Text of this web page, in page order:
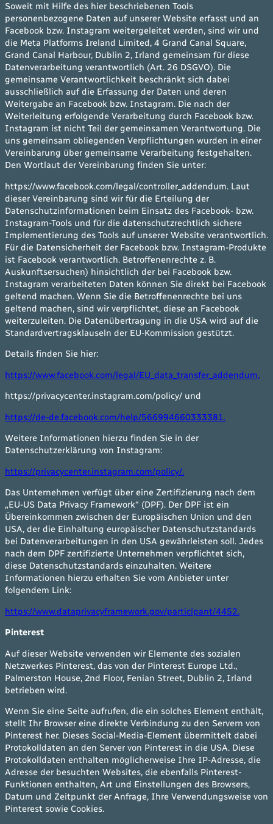
Soweit mit Hilfe des hier beschriebenen Tools
personenbezogene Daten auf unserer Website erfasst und an
Facebook bzw. Instagram weitergeleitet werden, sind wir und
die Meta Platforms Ireland Limited, 4 Grand Canal Square,
Grand Canal Harbour, Dublin 2, Irland gemeinsam für diese
Datenverarbeitung verantwortlich (Art. 26 DSGVO). Die
gemeinsame Verantwortlichkeit beschränkt sich dabei
ausschließlich auf die Erfassung der Daten und deren
Weitergabe an Facebook bzw. Instagram. Die nach der
Weiterleitung erfolgende Verarbeitung durch Facebook bzw.
Instagram ist nicht Teil der gemeinsamen Verantwortung. Die
uns gemeinsam obliegenden Verpflichtungen wurden in einer
Vereinbarung über gemeinsame Verarbeitung festgehalten.
Den Wortlaut der Vereinbarung finden Sie unter:
https://www.facebook.com/legal/controller_addendum. Laut
dieser Vereinbarung sind wir für die Erteilung der
Datenschutzinformationen beim Einsatz des Facebook- bzw.
Instagram-Tools und für die datenschutzrechtlich sichere
Implementierung des Tools auf unserer Website verantwortlich.
Für die Datensicherheit der Facebook bzw. Instagram-Produkte
ist Facebook verantwortlich. Betroffenenrechte z. B.
Auskunftsersuchen) hinsichtlich der bei Facebook bzw.
Instagram verarbeiteten Daten können Sie direkt bei Facebook
geltend machen. Wenn Sie die Betroffenenrechte bei uns
geltend machen, sind wir verpflichtet, diese an Facebook
weiterzuleiten. Die Datenübertragung in die USA wird auf die
Standardvertragsklauseln der EU-Kommission gestützt.
Details finden Sie hier:
https://www.facebook.com/legal/EU_data_transfer_addendum,
https://privacycenter.instagram.com/policy/ und
https://de-de.facebook.com/help/566994660333381.
Weitere Informationen hierzu finden Sie in der
Datenschutzerklärung von Instagram:
https://privacycenter.instagram.com/policy/.
Das Unternehmen verfügt über eine Zertifizierung nach dem
„EU-US Data Privacy Framework“ (DPF). Der DPF ist ein
Übereinkommen zwischen der Europäischen Union und den
USA, der die Einhaltung europäischer Datenschutzstandards
bei Datenverarbeitungen in den USA gewährleisten soll. Jedes
nach dem DPF zertifizierte Unternehmen verpflichtet sich,
diese Datenschutzstandards einzuhalten. Weitere
Informationen hierzu erhalten Sie vom Anbieter unter
folgendem Link:
https://www.dataprivacyframework.gov/participant/4452.
Pinterest
Auf dieser Website verwenden wir Elemente des sozialen
Netzwerkes Pinterest, das von der Pinterest Europe Ltd.,
Palmerston House, 2nd Floor, Fenian Street, Dublin 2, Irland
betrieben wird.
Wenn Sie eine Seite aufrufen, die ein solches Element enthält,
stellt Ihr Browser eine direkte Verbindung zu den Servern von
Pinterest her. Dieses Social-Media-Element übermittelt dabei
Protokolldaten an den Server von Pinterest in die USA. Diese
Protokolldaten enthalten möglicherweise Ihre IP-Adresse, die
Adresse der besuchten Websites, die ebenfalls Pinterest-
Funktionen enthalten, Art und Einstellungen des Browsers,
Datum und Zeitpunkt der Anfrage, Ihre Verwendungsweise von
Pinterest sowie Cookies.